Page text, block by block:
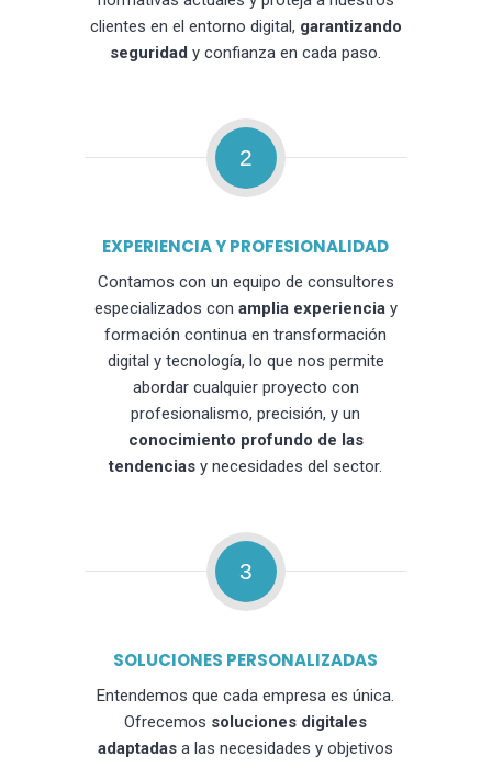
clientes en el entorno digital, garantizando
seguridad y confianza en cada paso.
2
EXPERIENCIA Y PROFESIONALIDAD
Contamos con un equipo de consultores
especializados con amplia experienciay
formación continua en transformación
digital y tecnología, lo que nos permite
abordar cualquier proyecto con
profesionalismo, precisión, y un
conocimiento profundo de las
tendencias y necesidades del sector.
3
SOLUCIONES PERSONALIZADAS
Entendemos que cada empresa es única.
Ofrecemos soluciones digitales
adaptadas a las necesidades y objetivos